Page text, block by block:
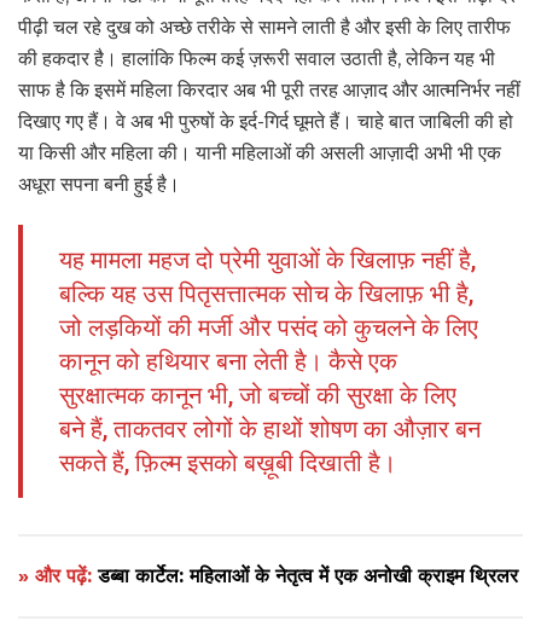
पीढ़ी चल रहे दुख को अच्छे तरीके से सामने लाती है और इसी के लिए तारीफ
की हकदार है। हालांकि फिल्म कई ज़रूरी सवाल उठाती है, लेकिन यह भी
साफ है कि इसमें महिला किरदार अब भी पूरी तरह आज़ाद और आत्मनिर्भर नहीं
दिखाए गए हैं। वे अब भी पुरुषों के इर्द-गिर्द घूमते हैं। चाहे बात जाबिली की हो
या किसी और महिला की। यानी महिलाओं की असली आज़ादी अभी भी एक
अधूरा सपना बनी हुई है।
यह मामला महज दो प्रेमी युवाओं के खिलाफ़ नहीं है,
बल्कि यह उस पितृसत्तात्मक सोच के खिलाफ़ भी है,
जो लड़कियों की मर्जी और पसंद को कुचलने के लिए
कानून को हथियार बना लेती है। कैसे एक
सुरक्षात्मक कानून भी, जो बच्चों की सुरक्षा के लिए
बने हैं, ताकतवर लोगों के हाथों शोषण का औज़ार बन
सकते हैं, फ़िल्म इसको बख़ूबी दिखाती है।
» और पढ़ें:डब्बा कार्टेल: महिलाओं के नेतृत्व में एक अनोखी क्राइम थ्रिलर